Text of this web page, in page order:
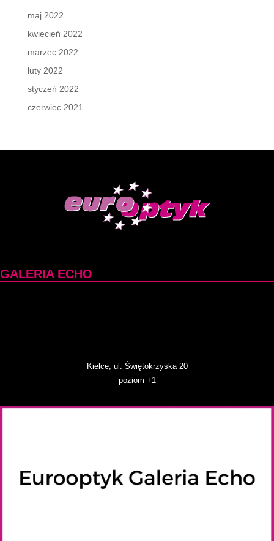
maj 2022
kwiecień 2022
marzec 2022
luty 2022
styczeń 2022
czerwiec 2021
GALERIA ECHO
Kielce, ul. Świętokrzyska 20
poziom +1